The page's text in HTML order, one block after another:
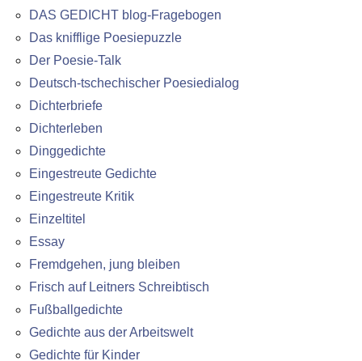
DAS GEDICHT blog-Fragebogen
Das knifflige Poesiepuzzle
Der Poesie-Talk
Deutsch-tschechischer Poesiedialog
Dichterbriefe
Dichterleben
Dinggedichte
Eingestreute Gedichte
Eingestreute Kritik
Einzeltitel
Essay
Fremdgehen, jung bleiben
Frisch auf Leitners Schreibtisch
Fußballgedichte
Gedichte aus der Arbeitswelt
Gedichte für Kinder